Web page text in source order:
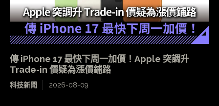
傳 iPhone 17 最快下周一加價！Apple 突調升
Trade-in 價疑為漲價鋪路
科技新聞 2026-08-09